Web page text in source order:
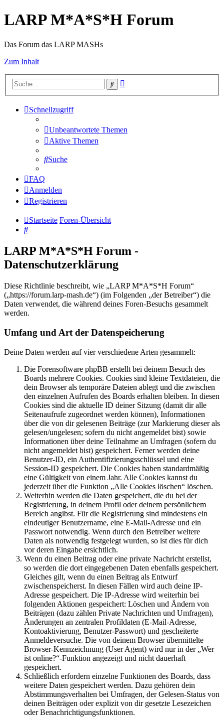
LARP M*A*S*H Forum
Das Forum das LARP MASHs
Zum Inhalt
Suche
Schnellzugriff
Unbeantwortete Themen
Aktive Themen
Suche
FAQ
Anmelden
Registrieren
Startseite Foren-Übersicht
Suche
LARP M*A*S*H Forum -
Datenschutzerklärung
Diese Richtlinie beschreibt, wie „LARP M*A*S*H Forum“
(„https://forum.larp-mash.de“) (im Folgenden „der Betreiber“) die
Daten verwendet, die während deines Foren-Besuchs gesammelt
werden.
Umfang und Art der Datenspeicherung
Deine Daten werden auf vier verschiedene Arten gesammelt:
Die Forensoftware phpBB erstellt bei deinem Besuch des
Boards mehrere Cookies. Cookies sind kleine Textdateien, die
dein Browser als temporäre Dateien ablegt und die zwischen
den einzelnen Aufrufen des Boards erhalten bleiben. In diesen
Cookies sind die aktuelle ID deiner Sitzung (damit dir alle
Seitenaufrufe zugeordnet werden können), Informationen
über die von dir gelesenen Beiträge (zur Markierung dieser als
gelesen/ungelesen; sofern du nicht angemeldet bist) sowie
Informationen über deine Teilnahme an Umfragen (sofern du
nicht angemeldet bist) gespeichert. Ferner werden deine
Benutzer-ID, ein Authentifizierungsschlüssel und eine
Session-ID gespeichert. Die Cookies haben standardmäßig
eine Gültigkeit von einem Jahr. Alle Cookies kannst du
jederzeit über die Funktion „Alle Cookies löschen“ löschen.
Weiterhin werden die Daten gespeichert, die du bei der
Registrierung, in deinem Profil oder deinem persönlichem
Bereich angibst. Für die Registrierung sind mindestens ein
eindeutiger Benutzername, eine E-Mail-Adresse und ein
Passwort notwendig. Wenn durch den Betreiber weitere
Daten als notwendig festgelegt wurden, so ist dies für dich
vor deren Eingabe ersichtlich.
Wenn du einen Beitrag oder eine private Nachricht erstellst,
so werden die dort eingegebenen Daten ebenfalls gespeichert.
Gleiches gilt, wenn du einen Beitrag als Entwurf
zwischenspeicherst. In diesen Fällen wird auch deine IP-
Adresse gespeichert. Die IP-Adresse wird weiterhin bei
folgenden Aktionen gespeichert: Löschen und Ändern von
Beiträgen (dazu zählen Private Nachrichten und Umfragen),
Änderungen an zentralen Profildaten (E-Mail-Adresse,
Kontoaktivierung, Benutzer-Passwort) und gescheiterte
Anmeldeversuche. Die von deinem Browser übermittelte
Browser-Kennzeichnung (User Agent) wird nur in der „Wer
ist online?“-Funktion angezeigt und nicht dauerhaft
gespeichert.
Schließlich erfordern einzelne Funktionen des Boards, dass
weitere Daten gespeichert werden. Dazu gehören dein
Abstimmungsverhalten bei Umfragen, der Gelesen-Status von
deinen Beiträgen oder explizit von dir gesetzte Lesezeichen
oder Benachrichtigungsfunktionen.